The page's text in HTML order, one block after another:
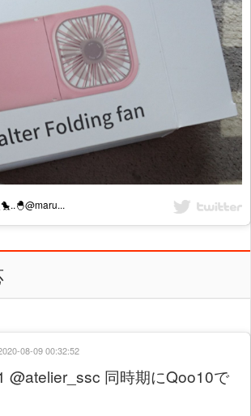
@atelier_ssc 同時期にQoo10で
08-09 00:32:52